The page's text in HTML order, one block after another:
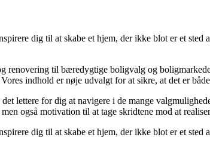
dig til at skabe et hjem, der ikke blot er et
til bæredygtige boligvalg og
indhold er nøje udvalgt for at sikre, at det er
lettere for dig at navigere i de mange
også motivation til at tage skridtene mod at
dig til at skabe et hjem, der ikke blot er et